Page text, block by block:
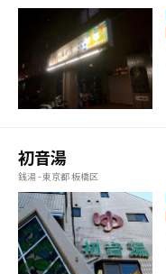
初音湯
銭湯 - 東京都 板橋区